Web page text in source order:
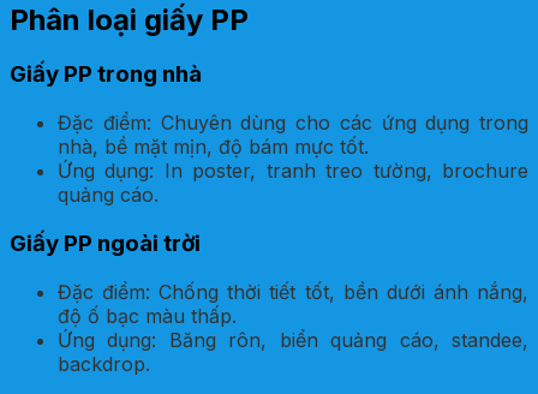
Phân loại giấy PP
Giấy PP trong nhà
Đặc điểm: Chuyên dùng cho các ứng dụng trong
nhà, bề mặt mịn, độ bám mực tốt.
Ứng dụng: In poster, tranh treo tường, brochure
quảng cáo.
Giấy PP ngoài trời
Đặc điểm: Chống thời tiết tốt, bền dưới ánh nắng,
độ ố bạc màu thấp.
Ứng dụng: Băng rôn, biển quảng cáo, standee,
backdrop.